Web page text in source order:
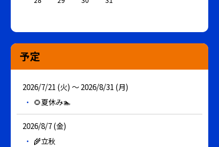
予定
2026/7/21 (火) ～ 2026/8/31 (月)
🌻夏休み🏊
2026/8/7 (金)
🌾立秋